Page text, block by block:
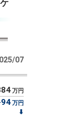
07
万円
万円
⬇